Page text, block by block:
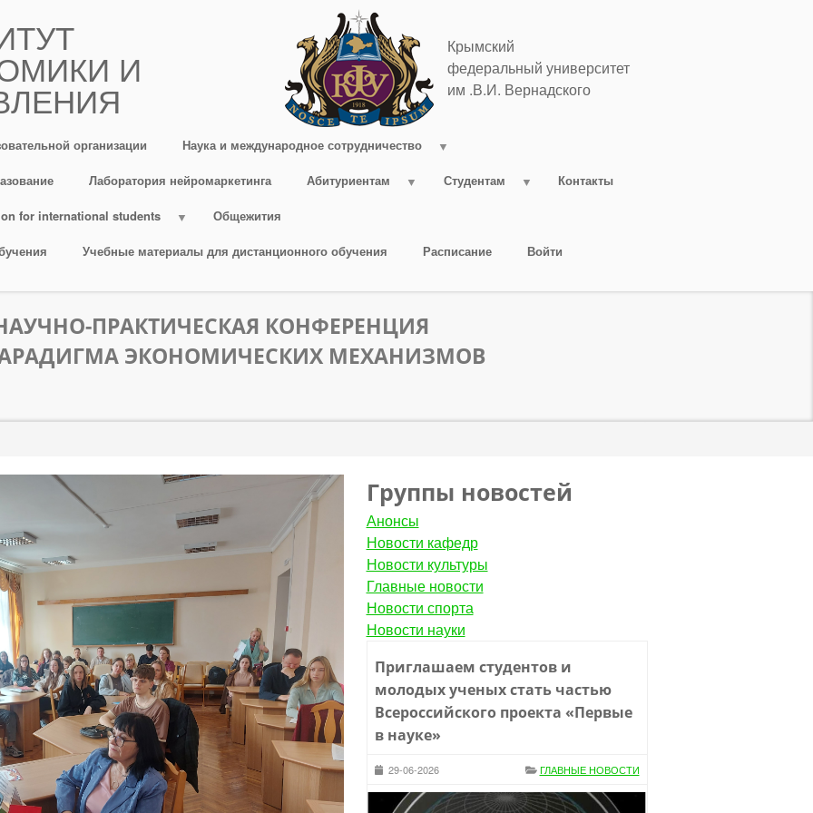
И
Крымский
федеральный университет
им .В.И. Вернадского
организации Наука и международное сотрудничество
Лаборатория нейромаркетинга Абитуриентам Студентам Контакты
for international students Общежития
Учебные материалы для дистанционного обучения Расписание Войти
ПРАКТИЧЕСКАЯ КОНФЕРЕНЦИЯ
ЭКОНОМИЧЕСКИХ МЕХАНИЗМОВ
Группы новостей
Анонсы
Новости кафедр
Новости культуры
Главные новости
Новости спорта
Новости науки
Приглашаем студентов и
молодых ученых стать частью
Всероссийского проекта «Первые
в науке»
29-06-2026 ГЛАВНЫЕ НОВОСТИ